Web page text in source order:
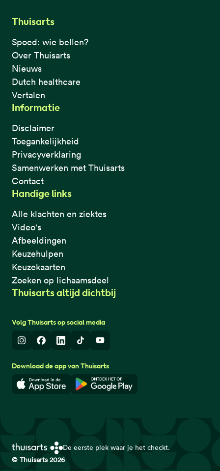
Thuisarts
Spoed: wie bellen?
Over Thuisarts
Nieuws
Dutch healthcare
Vertalen
Informatie
Disclaimer
Toegankelijkheid
Privacyverklaring
Samenwerken met Thuisarts
Contact
Handige links
Alle klachten en ziektes
Video's
Afbeeldingen
Keuzehulpen
Keuzekaarten
Zoeken op lichaamsdeel
Thuisarts altijd dichtbij
Volg Thuisarts op social media
InstagramFacebook
LinkedInTikTokYoutube
Download de app van Thuisarts
Download in de App StoreDownload in de Google Play
De eerste plek waar je het checkt.
© Thuisarts 2026